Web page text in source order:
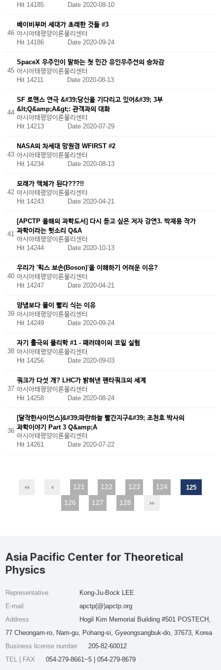
Hit 14185 Date 2020-08-10
46
베이비부머 세대가 초래한 것들 #3
아시아태평양이론물리센터
Hit 14186 Date 2020-09-24
45
SpaceX 우주인이 말하는 첫 민간 유인우주선의 승차감
아시아태평양이론물리센터
Hit 14211 Date 2020-08-13
44
SF 로맨스 연극 &#39;당신을 기다리고 있어&#39; 3부
&lt;Q&amp;A&gt;: 관객과의 대화
아시아태평양이론물리센터
Hit 14213
Date 2020-07-29
43
NASA의 차세대 망원경 WFIRST #2
아시아태평양이론물리센터
Hit 14234 Date 2020-08-13
42
모래가 액체가 된다???!!
아시아태평양이론물리센터
Hit 14243 Date 2020-04-21
41
[APCTP 올해의 과학도서] 다시 듣고 싶은 저자 강연3. 박재용 작가
과학이라는 헛소리 Q&A
아시아태평양이론물리센터
Hit 14244
Date 2020-10-13
40
우리가 '힉스 보손(Boson)'을 이해하기 어려운 이유?
아시아태평양이론물리센터
Hit 14247 Date 2020-04-21
39
양념보다 물이 빨리 식는 이유
아시아태평양이론물리센터
Hit 14249 Date 2020-09-24
38
자기 홀극의 물리학 #1 - 패러데이의 코일 실험
아시아태평양이론물리센터
Hit 14256 Date 2020-09-03
37
쿼크가 다섯 개? LHC가 밝혀낸 펜타쿼크의 세계
아시아태평양이론물리센터
Hit 14258 Date 2020-08-24
36
[달작한사이언스]&#39;파란하늘 빨간지구&#39; 조천호 박사의
과학이야기 Part 3 Q&amp;A
아시아태평양이론물리센터
Hit 14261
Date 2020-07-22
121 122 123 124 125
126 127 128
Asia Pacific Center for Theoretical
Physics
Representative
Kong-Ju-Bock LEE
E-mail
apctp(@)apctp.org
Address
Hogil Kim Memorial Building #501 POSTECH,
77 Cheongam-ro, Nam-gu, Pohang-si, Gyeongsangbuk-do, 37673, Korea
Business license number
205-82-60012
TEL | FAX
054-279-8661~5 | 054-279-8679